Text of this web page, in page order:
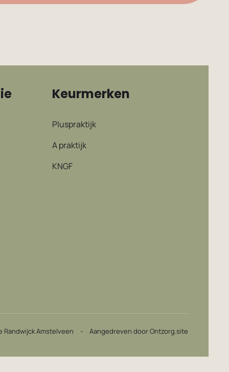
Keurmerken
Pluspraktijk
A praktijk
KNGF
Randwijck Amstelveen - Aangedreven door Ontzorg.site